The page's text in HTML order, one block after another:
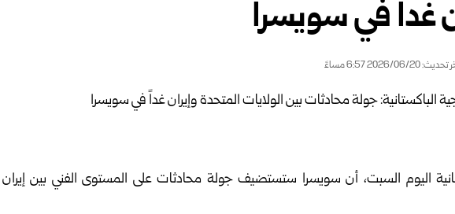
غداً في سويسرا
2026/06/20 6:57 مساءً
اليوم السبت، أن سويسرا ستستضيف جولة محادثات على المستوى الفني بين إيران